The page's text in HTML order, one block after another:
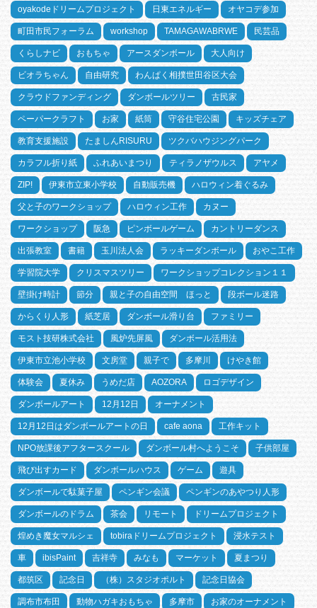
oyakodeドリームプロジェクト 日東エネルギー オヤコデ参加
町田市民フォーラム workshop TAMAGAWABRWE 民芸品
くらしナビ おもちゃ アースダンボール 大人向け
ビオラちゃん 自由研究 わんぱく相撲世田谷区大会
クラウドファンディング ダンボールツリー 古民家
ペーパークラフト お家 紙筒 守谷住宅公園 キッズチェア
教育支援施設 たましんRISURU ツクバハウジングパーク
カラフル折り紙 ふれあいまつり ティラノザウルス アヤメ
ZIP! 伊東市立東小学校 自動販売機 ハロウィン着ぐるみ
父と子のワークショップ ハロウィン工作 カヌー
ワークショップ 阪急 ピンボールゲーム カントリーダンス
出張教室 書籍 玉川法人会 ラッキーダンボール おやこ工作
学習院大学 クリスマスツリー ワークショップコレクション１１
壁掛け時計 節分 親と子の自由空間 ほっと 段ボール迷路
からくり人形 紙芝居 ダンボール滑り台 ファミリー
モスト技研株式会社 風炉先屏風 ダンボール活用法
伊東市立池小学校 文房堂 親子で 多摩川 けやき館
体験会 夏休み うめだ店 AOZORA ロゴデザイン
ダンボールアート 12月12日 オーナメント
12月12日はダンボールアートの日 cafe aona 工作キット
NPO放課後アフタースクール ダンボール村へようこそ 子供部屋
飛び出すカード ダンボールハウス ゲーム 遊具
ダンボールで駄菓子屋 ペンギン会議 ペンギンのあやつり人形
ダンボールのドラム 茶会 リモート ドリームプロジェクト
煌めき魔女マルシェ tobiraドリームプロジェクト 浸水テスト
車 ibisPaint 吉祥寺 みなも マーケット 夏まつり
都筑区 記念日 （株）スタジオポルト 記念日協会
調布市布田 動物ハガキおもちゃ 多摩市 お家のオーナメント